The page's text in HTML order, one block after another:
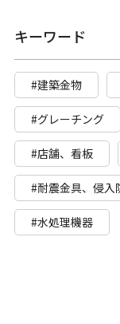
キーワード
#建築金物
#グレーチング
#店舗、看板
#耐震金具、侵入
#水処理機器